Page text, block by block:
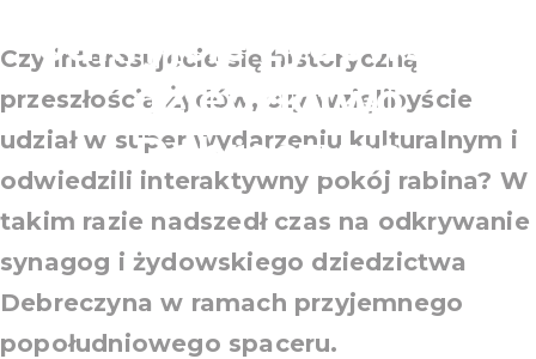
odkryjcie żydowskie
dziedzictwo
Debreczyna
Czy interesujecie się historyczną
przeszłością Żydów, czy wzięlibyście
udział w super wydarzeniu kulturalnym i
odwiedzili interaktywny pokój rabina? W
takim razie nadszedł czas na odkrywanie
synagog i żydowskiego dziedzictwa
Debreczyna w ramach przyjemnego
popołudniowego spaceru.